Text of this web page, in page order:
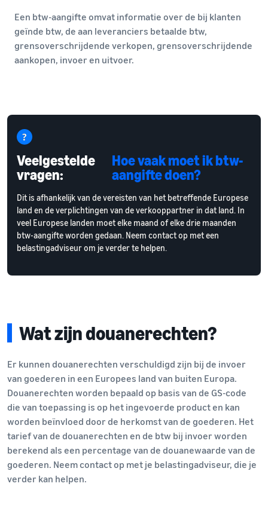
Een btw-aangifte omvat informatie over de bij klanten
geïnde btw, de aan leveranciers betaalde btw,
grensoverschrijdende verkopen, grensoverschrijdende
aankopen, invoer en uitvoer.
Veelgestelde
vragen:
Hoe vaak moet ik btw-
aangifte doen?
Dit is afhankelijk van de vereisten van het betreffende Europese
land en de verplichtingen van de verkooppartner in dat land. In
veel Europese landen moet elke maand of elke drie maanden
btw-aangifte worden gedaan. Neem contact op met een
belastingadviseur om je verder te helpen.
Wat zijn douanerechten?
Er kunnen douanerechten verschuldigd zijn bij de invoer
van goederen in een Europees land van buiten Europa.
Douanerechten worden bepaald op basis van de GS-code
die van toepassing is op het ingevoerde product en kan
worden beïnvloed door de herkomst van de goederen. Het
tarief van de douanerechten en de btw bij invoer worden
berekend als een percentage van de douanewaarde van de
goederen. Neem contact op met je belastingadviseur, die je
verder kan helpen.